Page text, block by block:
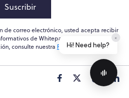
Suscribir
de correo electrónico, usted acepta recibir
de Whitepapers Online. Para
consulte nuestra Política de privacidad
Hi! Need help?
×